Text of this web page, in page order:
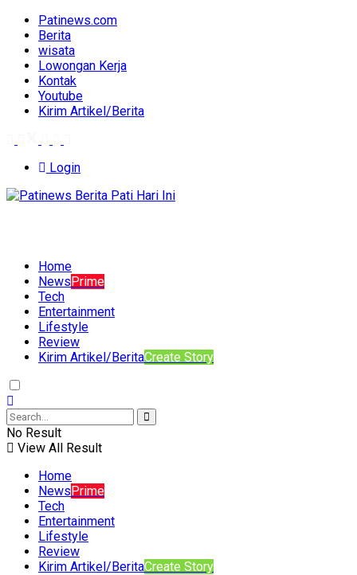
Patinews.com
Berita
wisata
Lowongan Kerja
Kontak
Youtube
Kirim Artikel/Berita
Login
Home
NewsPrime
Tech
Entertainment
Lifestyle
Review
Kirim Artikel/BeritaCreate Story
No Result
View All Result
Home
NewsPrime
Tech
Entertainment
Lifestyle
Review
Kirim Artikel/BeritaCreate Story